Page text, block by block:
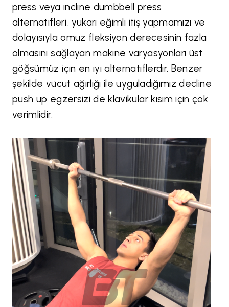
press veya incline dumbbell press
alternatifleri, yukarı eğimli itiş yapmamızı ve
dolayısıyla omuz fleksiyon derecesinin fazla
olmasını sağlayan makine varyasyonları üst
göğsümüz için en iyi alternatiflerdir. Benzer
şekilde vücut ağırlığı ile uyguladığımız decline
push up egzersizi de klavikular kısım için çok
verimlidir.